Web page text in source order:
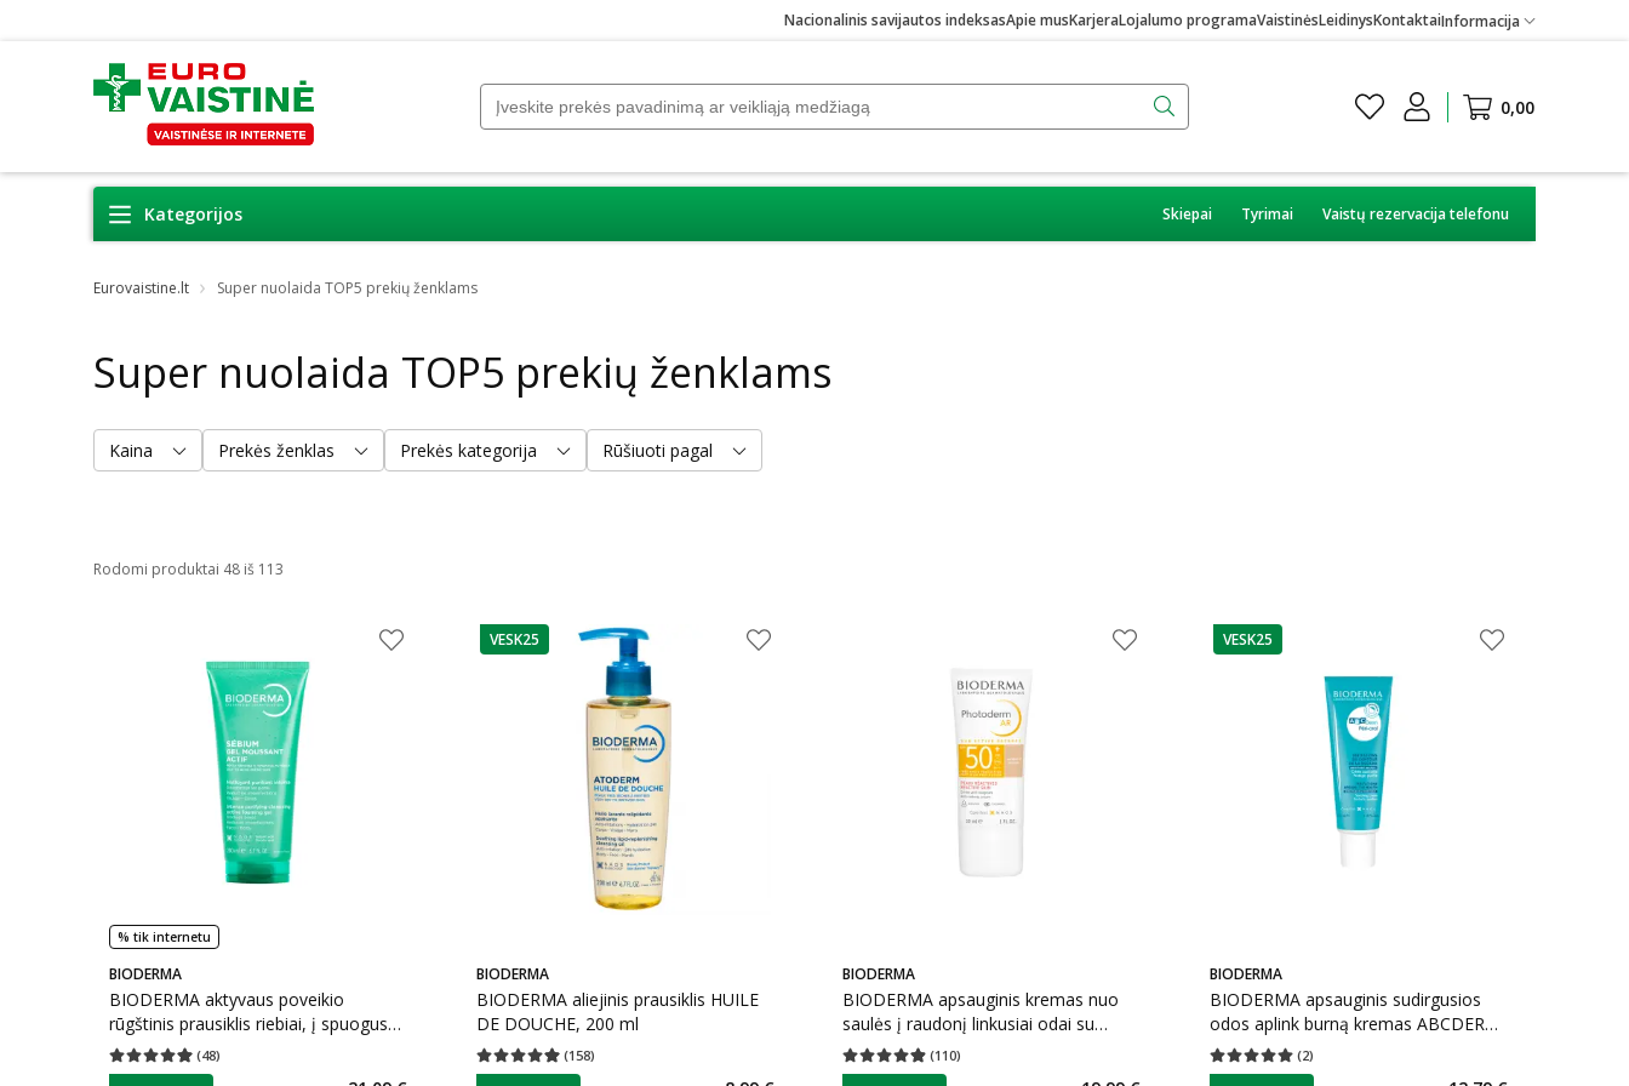
Nacionalinis savijautos indeksasApie musKarjeraLojalumo programaVaistinėsLeidinysKontaktaiInformacija
0,00
Kategorijos Skiepai Tyrimai Vaistų rezervacija telefonu
Eurovaistine.lt Super nuolaida TOP5 prekių ženklams
Super nuolaida TOP5 prekių ženklams
Kaina Prekės ženklas Prekės kategorija Rūšiuoti pagal
Rodomi produktai 48 iš 113
% tik internetu
BIODERMA
BIODERMA aktyvaus poveikio
rūgštinis prausiklis riebiai, į spuogus
linkusiai odai Sébium Gel moussant
actif, 200 ml
(48)
Vidutinis įvertinimas 4.94
patarimas
VESK25
BIODERMA
BIODERMA aliejinis prausiklis HUILE
DE DOUCHE, 200 ml
(158)
Vidutinis įvertinimas 4.97
BIODERMA
BIODERMA apsauginis kremas nuo
saulės į raudonį linkusiai odai su
išsiplėtusiais kapiliarais PHOTODERM
AR, SPF50+, 30 ml
(110)
Vidutinis įvertinimas 4.85
patarimas
VESK25
BIODERMA
BIODERMA apsauginis sudirgusios
odos aplink burną kremas ABCDERM
PERI ORAL, 40 ml
(2)
Vidutinis įvertinimas 5.00